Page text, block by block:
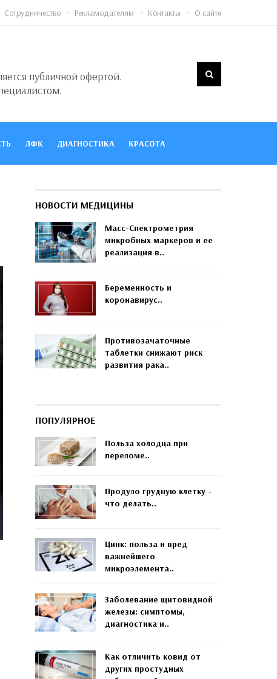
Сотрудничество Рекламодателям Контакты О сайте
публичной офертой.
ЛФК ДИАГНОСТИКА КРАСОТА
НОВОСТИ МЕДИЦИНЫ
Масс-Спектрометрия
микробных маркеров и ее
реализация в..
Беременность и
коронавирус..
Противозачаточные
таблетки снижают риск
развития рака..
ПОПУЛЯРНОЕ
Польза холодца при
переломе..
Продуло грудную клетку -
что делать..
Цинк: польза и вред
важнейшего
микроэлемента..
Заболевание щитовидной
железы: симптомы,
диагностика и..
Как отличить ковид от
других простудных